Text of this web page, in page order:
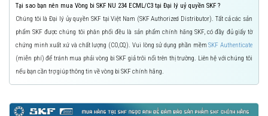
Tại sao bạn nên mua Vòng bi SKF NU 234 ECML/C3 tại Đại lý uỷ quyền SKF ?
Chúng tôi là Đại lý ủy quyền SKF tại Việt Nam (SKF Authorized Distributor). Tất cả các sản
phẩm SKF được chúng tôi phân phối đều là sản phẩm chính hãng SKF, có đầy đủ giấy tờ
chứng minh xuất xứ và chất lượng (CO,CQ). Vui lòng sử dụng phần mềmSKF Authenticate
(miễn phí) để tránh mua phải vòng bi SKF giả trôi nổi trên thị trường. Liên hệ với chúng tôi
nếu bạn cần trợ giúp thông tin về vòng bi SKF chính hãng.